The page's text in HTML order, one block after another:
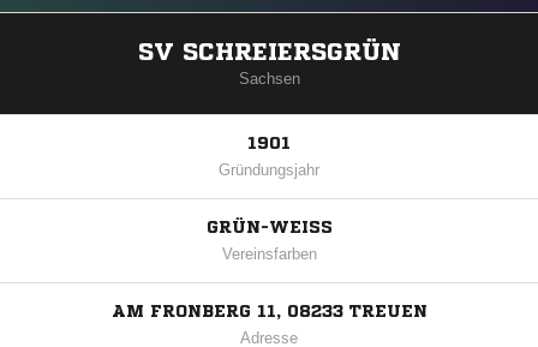
SV SCHREIERSGRÜN
Sachsen
1901
Gründungsjahr
GRÜN-WEISS
Vereinsfarben
AM FRONBERG 11, 08233 TREUEN
Adresse